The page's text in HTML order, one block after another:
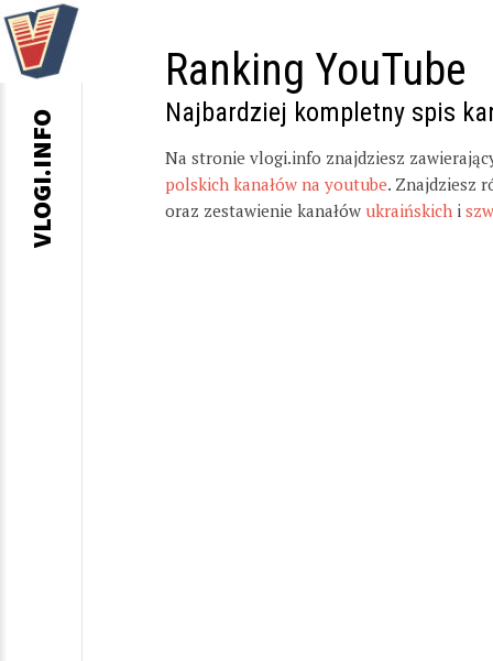
Ranking YouTube
Najbardziej kompletny spis
Na stronie vlogi.info znajdziesz
polskich kanałów na youtube. Znajdziesz
oraz zestawienie kanałów ukraińskich i
VLOGI.INFO